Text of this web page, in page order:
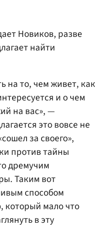
Новиков, разве
найти
на то, чем живет, как
и о чем
на вас», —
это вовсе не
за своего»,
против тайны
дремучим
Таким вот
способом
который мало что
в эту